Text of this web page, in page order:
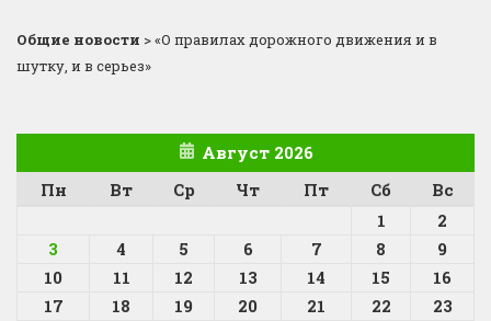
Общие новости >«О правилах дорожного движения и в
шутку, и в серьез»
Август 2026
Пн
Вт Ср Чт Пт Сб
Вс
1
2
3
4 5 6 7 8
9
10
11 12 13 14 15
16
17
18 19 20 21 22
23